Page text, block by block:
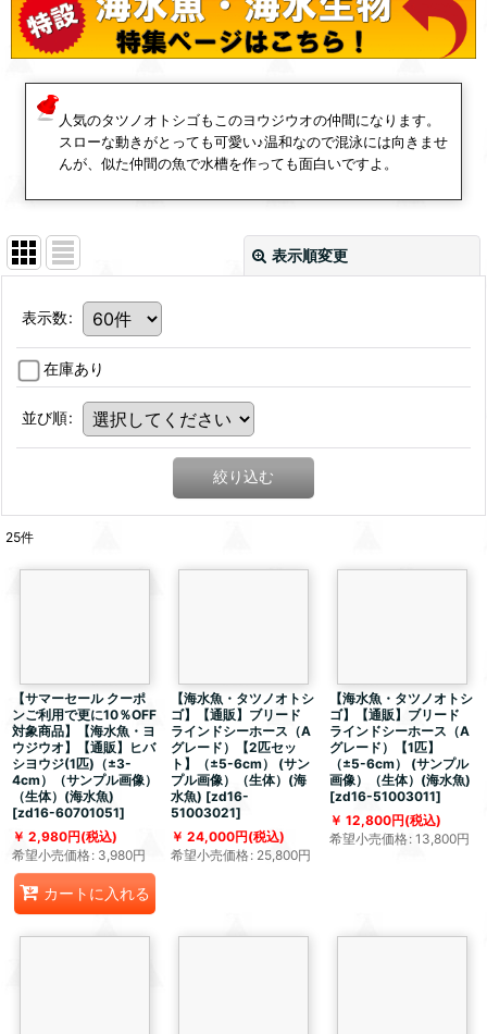
人気のタツノオトシゴもこのヨウジウオの仲間になります。
スローな動きがとっても可愛い♪温和なので混泳には向きませ
んが、似た仲間の魚で水槽を作っても面白いですよ。
表示順変更
表示数:
在庫あり
並び順:
絞り込む
25件
【サマーセール クーポ
ンご利用で更に10％OFF
対象商品】【海水魚・ヨ
ウジウオ】【通販】ヒバ
シヨウジ(1匹)（±3-
4cm）（サンプル画像）
（生体）(海水魚)
[zd16-60701051]
2,980円(税込)
希望小売価格: 3,980円
カートに入れる
【海水魚・タツノオトシ
ゴ】【通販】ブリード
ラインドシーホース（A
グレード）【2匹セッ
ト】（±5-6cm） (サン
プル画像）（生体）(海
水魚) [zd16-
51003021]
24,000円(税込)
希望小売価格: 25,800円
【海水魚・タツノオトシ
ゴ】【通販】ブリード
ラインドシーホース（A
グレード）【1匹】
（±5-6cm） (サンプル
画像）（生体）(海水魚)
[zd16-51003011]
12,800円(税込)
希望小売価格: 13,800円